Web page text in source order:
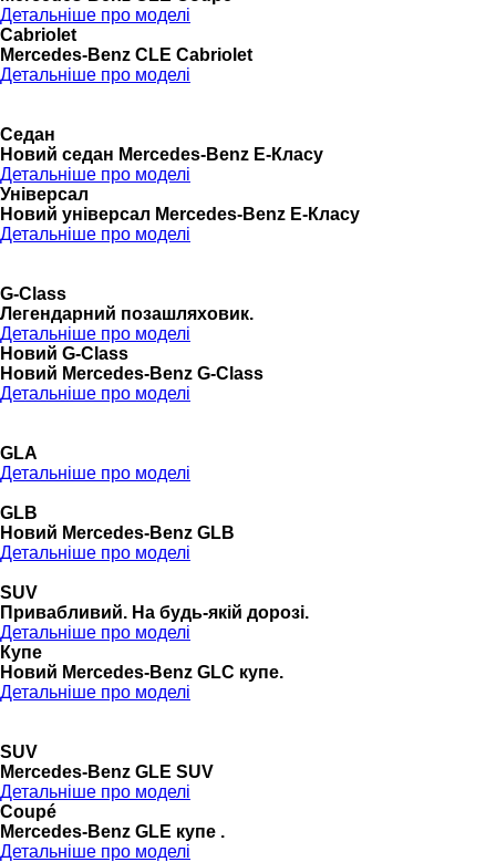
Детальніше про моделі
Cabriolet
Mercedes-Benz CLE Cabriolet
Детальніше про моделі
Седан
Новий седан Mercedes-Benz Е-Класу
Детальніше про моделі
Універсал
Новий універсал Mercedes-Benz E-Класу
Детальніше про моделі
G-Class
Легендарний позашляховик.
Детальніше про моделі
Новий G-Class
Новий Mercedes-Benz G-Class
Детальніше про моделі
GLA
Детальніше про моделі
GLB
Новий Mercedes-Benz GLB
Детальніше про моделі
SUV
Привабливий. На будь-якій дорозі.
Детальніше про моделі
Купе
Новий Mercedes-Benz GLС купе.
Детальніше про моделі
SUV
Mercedes-Benz GLE SUV
Детальніше про моделі
Coupé
Mercedes-Benz GLE купе .
Детальніше про моделі